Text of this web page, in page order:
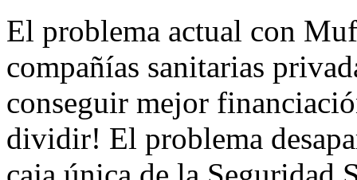
El problema actual con
compañías sanitarias
conseguir mejor
dividir! El problema